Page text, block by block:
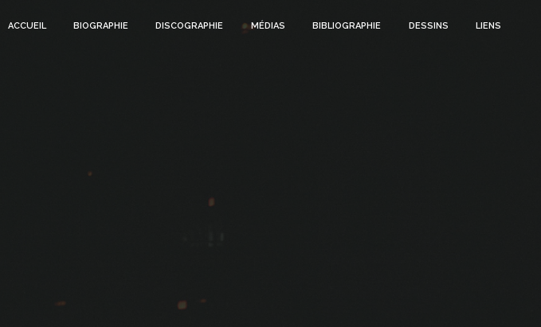
ACCUEIL BIOGRAPHIE DISCOGRAPHIE MÉDIAS BIBLIOGRAPHIE DESSINS LIENS